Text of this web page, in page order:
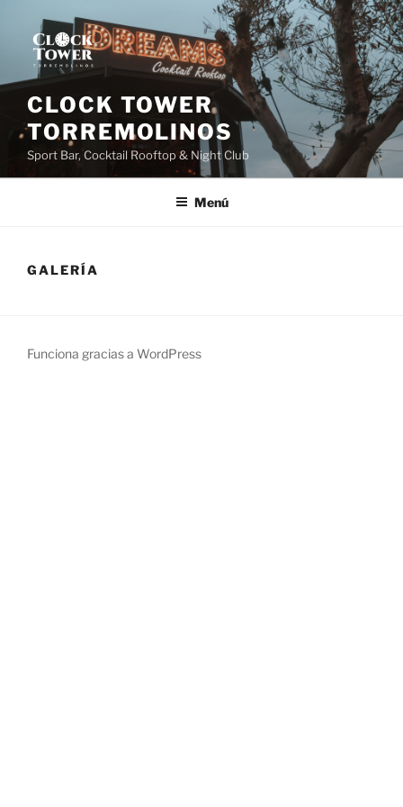
contenido
CLOCK TOWER
TORREMOLINOS
Sport Bar, Cocktail Rooftop & Night Club
Menú
GALERÍA
Funciona gracias a WordPress